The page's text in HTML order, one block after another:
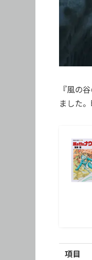
『風の
ました
項目